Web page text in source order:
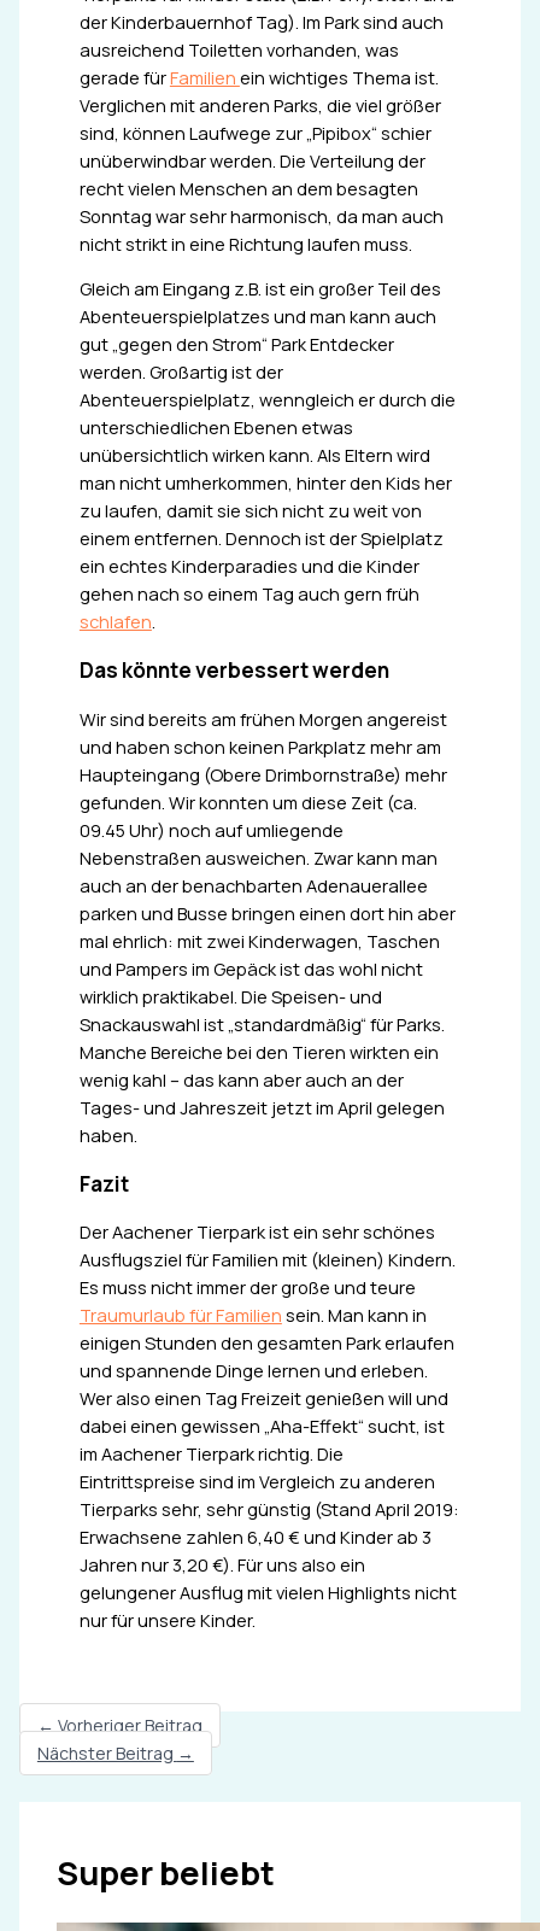
der Kinderbauernhof Tag). Im Park sind auch
ausreichend Toiletten vorhanden, was
gerade fürFamilien ein wichtiges Thema ist.
Verglichen mit anderen Parks, die viel größer
sind, können Laufwege zur „Pipibox“ schier
unüberwindbar werden. Die Verteilung der
recht vielen Menschen an dem besagten
Sonntag war sehr harmonisch, da man auch
nicht strikt in eine Richtung laufen muss.
Gleich am Eingang z.B. ist ein großer Teil des
Abenteuerspielplatzes und man kann auch
gut „gegen den Strom“ Park Entdecker
werden. Großartig ist der
Abenteuerspielplatz, wenngleich er durch die
unterschiedlichen Ebenen etwas
unübersichtlich wirken kann. Als Eltern wird
man nicht umherkommen, hinter den Kids her
zu laufen, damit sie sich nicht zu weit von
einem entfernen. Dennoch ist der Spielplatz
ein echtes Kinderparadies und die Kinder
gehen nach so einem Tag auch gern früh
schlafen.
Das könnte verbessert werden
Wir sind bereits am frühen Morgen angereist
und haben schon keinen Parkplatz mehr am
Haupteingang (Obere Drimbornstraße) mehr
gefunden. Wir konnten um diese Zeit (ca.
09.45 Uhr) noch auf umliegende
Nebenstraßen ausweichen. Zwar kann man
auch an der benachbarten Adenauerallee
parken und Busse bringen einen dort hin aber
mal ehrlich: mit zwei Kinderwagen, Taschen
und Pampers im Gepäck ist das wohl nicht
wirklich praktikabel. Die Speisen- und
Snackauswahl ist „standardmäßig“ für Parks.
Manche Bereiche bei den Tieren wirkten ein
wenig kahl – das kann aber auch an der
Tages- und Jahreszeit jetzt im April gelegen
haben.
Fazit
Der Aachener Tierpark ist ein sehr schönes
Ausflugsziel für Familien mit (kleinen) Kindern.
Es muss nicht immer der große und teure
Traumurlaub für Familien sein. Man kann in
einigen Stunden den gesamten Park erlaufen
und spannende Dinge lernen und erleben.
Wer also einen Tag Freizeit genießen will und
dabei einen gewissen „Aha-Effekt“ sucht, ist
im Aachener Tierpark richtig. Die
Eintrittspreise sind im Vergleich zu anderen
Tierparks sehr, sehr günstig (Stand April 2019:
Erwachsene zahlen 6,40 € und Kinder ab 3
Jahren nur 3,20 €). Für uns also ein
gelungener Ausflug mit vielen Highlights nicht
nur für unsere Kinder.
←Vorheriger Beitrag
Nächster Beitrag →
Super beliebt